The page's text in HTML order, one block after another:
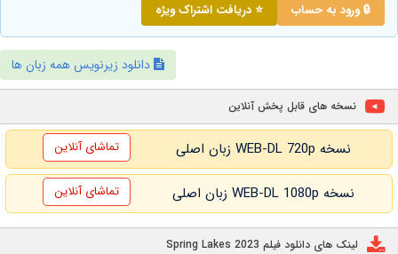
🔒 ورود به حساب ⭐ دریافت اشتراک ویژه
دانلود زیرنویس همه زبان ها
نسخه های قابل پخش آنلاین
نسخه WEB-DL 720p زبان اصلی تماشای آنلاین
نسخه WEB-DL 1080p زبان اصلی تماشای آنلاین
لینک های دانلود فیلم Spring Lakes 2023